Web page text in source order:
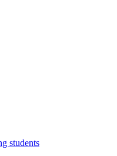
students